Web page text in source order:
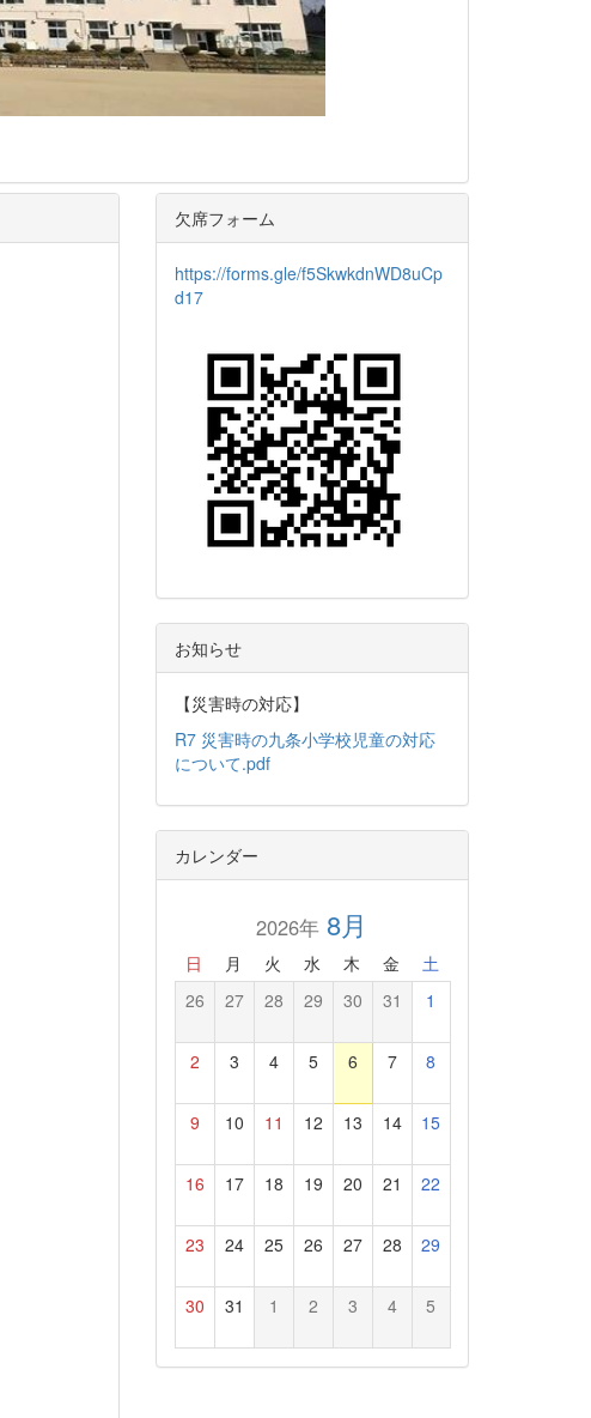
欠席フォーム
https://forms.gle/f5SkwkdnWD8uCp
d17
お知らせ
【災害時の対応】
R7 災害時の九条小学校児童の対応
について.pdf
カレンダー
2026年 8月
日 月 火 水 木 金 土
26 27 28 29 30 31 1
2 3 4 5 6 7 8
9 10 11 12 13 14 15
16 17 18 19 20 21 22
23 24 25 26 27 28 29
30 31 1 2 3 4 5